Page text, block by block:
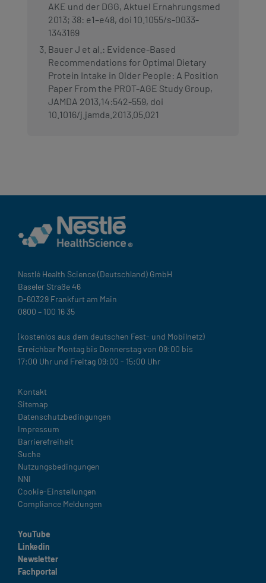
AKE und der DGG, Aktuel Ernahrungsmed
2013; 38: e1–e48, doi 10.1055/s-0033-
1343169
Bauer J et al.: Evidence-Based
Recommendations for Optimal Dietary
Protein Intake in Older People: A Position
Paper From the PROT-AGE Study Group,
JAMDA 2013,14:542-559, doi
10.1016/j.jamda.2013.05.021
Nestlé Health Science (Deutschland) GmbH
Baseler Straße 46
D-60329 Frankfurt am Main
0800 – 100 16 35
(kostenlos aus dem deutschen Fest- und Mobilnetz)
Erreichbar Montag bis Donnerstag von 09:00 bis
17:00 Uhr und Freitag 09:00 - 15:00 Uhr
Legal
Kontakt
Sitemap
Datenschutzbedingungen
Impressum
Barrierefreiheit
Suche
Nutzungsbedingungen
NNI
Cookie-Einstellungen
Compliance Meldungen
YouTube
Linkedin
Newsletter
Fachportal